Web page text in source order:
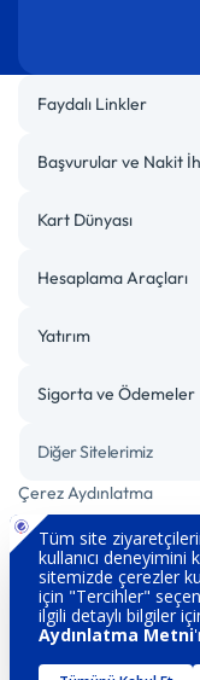
Faydalı Linkler
Başvurular ve Nakit
Kart Dünyası
Hesaplama Araçları
Yatırım
Sigorta ve Ödemeler
Diğer Sitelerimiz
Çerez Aydınlatma
Bilgi Toplumu Hizmetleri
Kişisel Verilerin
İletişim
Sözleşme ve Formlar